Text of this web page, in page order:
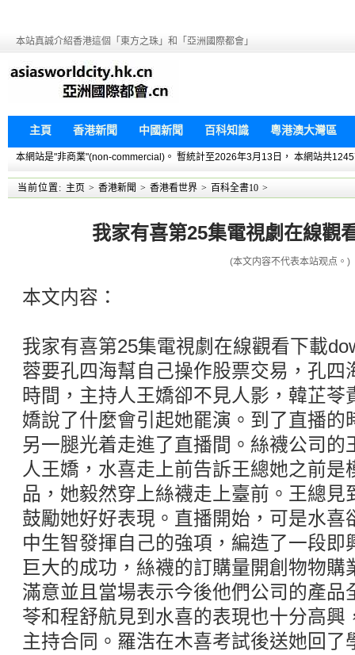
本站真誠介紹香港這個「東方之珠」和「亞洲國際都會」
主頁 香港新聞 中國新聞 百科知識 粵港澳大灣區
本網站是"非商業"(non-commercial)。 暫統計至2026年3月13日， 本網站共
当前位置: 主页 > 香港新聞 > 香港看世界 > 百科全書10 >
我家有喜第25集電視劇在線觀
(本文内容不代表本站观点。)
本文内容：
我家有喜第25集電視劇在線觀看下載
蓉要孔四海幫自己操作股票交易，孔四
時間，主持人王嬌卻不見人影，韓芷苓
嬌說了什麼會引起她罷演。到了直播的
另一腿光着走進了直播間。絲襪公司的
人王嬌，水喜走上前告訴王總她之前是
品，她毅然穿上絲襪走上臺前。王總見
鼓勵她好好表現。直播開始，可是水喜
中生智發揮自己的強項，編造了一段即
巨大的成功，絲襪的訂購量開創物物購
滿意並且當場表示今後他們公司的產品
苓和程舒航見到水喜的表現也十分高興
主持合同。羅浩在木喜考試後送她回了